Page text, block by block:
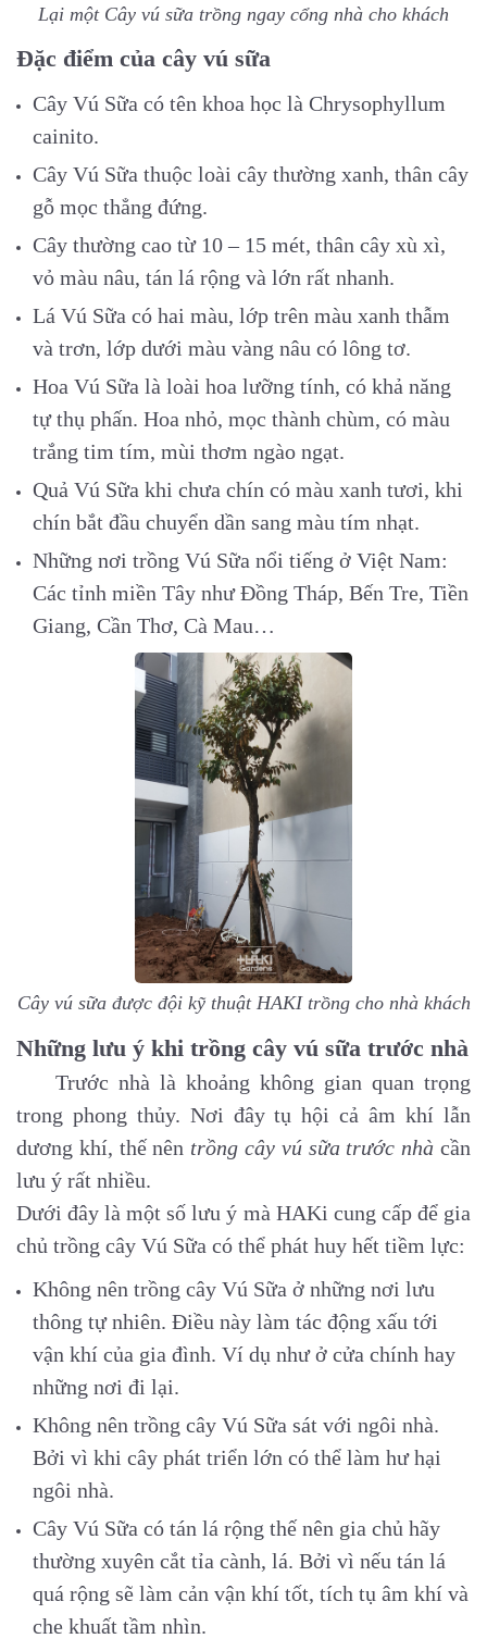
Lại một Cây vú sữa trồng ngay cổng nhà cho khách
Đặc điểm của cây vú sữa
Cây Vú Sữa có tên khoa học là Chrysophyllum
cainito.
Cây Vú Sữa thuộc loài cây thường xanh, thân cây
gỗ mọc thẳng đứng.
Cây thường cao từ 10 – 15 mét, thân cây xù xì,
vỏ màu nâu, tán lá rộng và lớn rất nhanh.
Lá Vú Sữa có hai màu, lớp trên màu xanh thẫm
và trơn, lớp dưới màu vàng nâu có lông tơ.
Hoa Vú Sữa là loài hoa lưỡng tính, có khả năng
tự thụ phấn. Hoa nhỏ, mọc thành chùm, có màu
trắng tim tím, mùi thơm ngào ngạt.
Quả Vú Sữa khi chưa chín có màu xanh tươi, khi
chín bắt đầu chuyển dần sang màu tím nhạt.
Những nơi trồng Vú Sữa nổi tiếng ở Việt Nam:
Các tỉnh miền Tây như Đồng Tháp, Bến Tre, Tiền
Giang, Cần Thơ, Cà Mau…
Cây vú sữa được đội kỹ thuật HAKI trồng cho nhà khách
Những lưu ý khi trồng cây vú sữa trước nhà
Trước nhà là khoảng không gian quan trọng
trong phong thủy. Nơi đây tụ hội cả âm khí lẫn
dương khí, thế nên trồng cây vú sữa trước nhà cần
lưu ý rất nhiều.
Dưới đây là một số lưu ý mà HAKi cung cấp để gia
chủ trồng cây Vú Sữa có thể phát huy hết tiềm lực:
Không nên trồng cây Vú Sữa ở những nơi lưu
thông tự nhiên. Điều này làm tác động xấu tới
vận khí của gia đình. Ví dụ như ở cửa chính hay
những nơi đi lại.
Không nên trồng cây Vú Sữa sát với ngôi nhà.
Bởi vì khi cây phát triển lớn có thể làm hư hại
ngôi nhà.
Cây Vú Sữa có tán lá rộng thế nên gia chủ hãy
thường xuyên cắt tỉa cành, lá. Bởi vì nếu tán lá
quá rộng sẽ làm cản vận khí tốt, tích tụ âm khí và
che khuất tầm nhìn.